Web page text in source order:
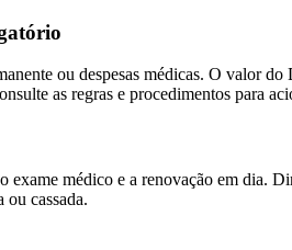
ou despesas médicas. O valor
as regras e procedimentos para
exame médico e a renovação em dia.
cassada.